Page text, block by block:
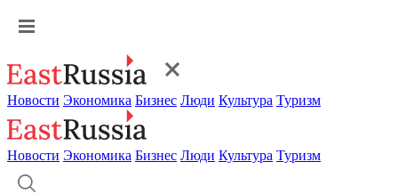
Новости Экономика Бизнес Люди Культура Туризм
Новости Экономика Бизнес Люди Культура Туризм